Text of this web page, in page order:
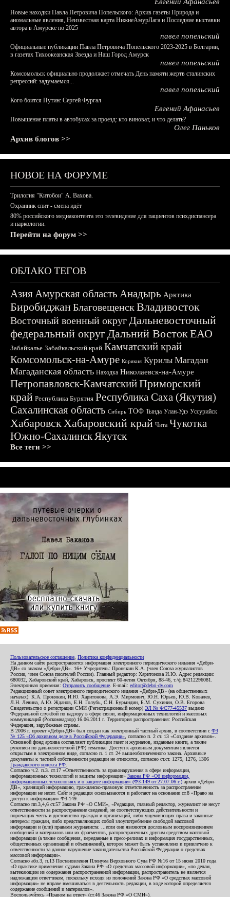
Новые находки Павла Петровича Попельского: Архив газеты Природа и
аномальные явления, Неизвестная карта НижнеАмурЛага и Последние выставки
автора в Амурске по 2025
павел попельский
Официальные публикации Павла Петровича Попельского 2023-2025 в Болгарии,
в газетах Тихоокеанская Звезда и Наш Город Амурск
павел попельский
Комсомольск официально продолжает отмечать День памяти жертв сталинских
репрессий: задумаемся...
павел попельский
Кого боится Путин: Сергей Фургал
Евгений Афанасьев
Повышение платы в автобусах за проезд: кто виноват, и что делать?
Олег Паньков
Архив блогов >>
НОВОЕ НА ФОРУМЕ
Трилогия "Китобои" А. Вахова.
Охранник спит - смена идёт
80% российского медиаконтента это телевидение для пациентов психдиспансера
и наркологии.
Перейти на форум >>
ОБЛАКО ТЕГОВ
АзияАмурская область Анадырь Арктика
БиробиджанБлаговещенскВладивосток
Восточный военный округДальневосточный
федеральный округДальний ВостокЕАО
Забайкалье Забайкальский край Камчатский край
Комсомольск-на-Амуре Корякия Курилы Магадан
Магаданская область Находка Николаевск-на-Амуре
Петропавловск-КамчатскийПриморский
край Республика Бурятия Республика Саха (Якутия)
Сахалинская область Сибирь ТОФ Тында Улан-Удэ Уссурийск
ХабаровскХабаровский край Чита Чукотка
Южно-СахалинскЯкутск
Все теги >>
Пользовательское соглашение Политика конфиденциальности
На данном сайте распространяется информация электронного периодического издания «Дебри-
ДВ» со знаком «Дебри-ДВ». 16+ Учредитель: Пронякин К.А. (член Союза журналистов
России, член Союза писателей России). Главный редактор: Харитонова И.Ю. Адрес редакции:
680032, Хабаровский край, Хабаровск, проспект 60-летия Октября, 88-46, т./ф.84212296081.
Электронная приемная: Отправить сообщение . E-mail: editor@debri-dv.com
Редакционный совет электронного периодического издания «Дебри-ДВ» (на общественных
началах): К.А. Пронякин, И.Ю. Харитонова, А.Э. Мирмович, Ю.Н. Юрьев, Ю.В. Ковалев,
Л.Н. Левина, А.Ю. Жданов, Е.Н. Голубь, С.Н. Бурындин, Б.М. Сухинин, О.В. Егорова
Свидетельство о регистрации СМИ (Регистрационный номер) ЭЛ № ФС77-45537 выдано
Федеральной службой по надзору в сфере связи, информационных технологий и массовых
коммуникаций (Роскомнадзор) 16.06.2011 г. Территория распространения: Российская
Федерация, зарубежные страны.
В 2006 г. проект «Дебри-ДВ» был создан как электронный частный архив, в соответствии с ФЗ
№ 125 «Об архивном деле в Российской Федерации» , согласно п. 2 ст. 13 «Создание архивов».
Основной фонд архива составляют публикации газет и журналов, изданные книги, а также
рукописи по дальневосточной (РФ) тематике. Доступ к архивным документам является
открытым в электронном виде, согласно п. 1 ст. 24 вышеобозначенного закона. Архивные
документы к частной собственности редакции не относятся, согласно ст.ст. 1275, 1276, 1306
Гражданского кодекса РФ
Согласно ч.2. п.3. ст.17 «Ответственность за правонарушения в сфере информации,
информационных технологий и защиты информации» Закона РФ «Об информации,
информационных технологиях и о защите информации» (ФЗ-149 от 27.07.06 г.) архив «Дебри-
ДВ», хранящий информацию, гражданско-правовую ответственность за распространение
информации не несет. Сайт и редакция основываются и работают на основании ст.8 «Право на
доступ к информации» ФЗ-149.
Согласно пп.3,4,6 ст.57 Закона РФ «О СМИ», «Редакция, главный редактор, журналист не несут
ответственности за распространение сведений, не соответствующих действительности и
порочащих честь и достоинство граждан и организаций, либо ущемляющих права и законные
интересы граждан, либо представляющих собой злоупотребление свободой массовой
информации и (или) правами журналиста: ...если они являются дословным воспроизведением
сообщений и материалов или их фрагментов, распространенных другим средством массовой
информации (а также сообщения, переданные в пресс-релизах и информация государственных,
общественных организаций и объединений), которое может быть установлено и привлечено к
ответственности за данное нарушение законодательства Российской Федерации о средствах
массовой информации».
Согласно абз.3, п.13 Постановления Пленума Верховного Суда РФ №16 от 15 июня 2010 года
«О практике применения судами Закона РФ «О средствах массовой информации», «по делам,
вытекающим из содержания распространенной информации, распространитель не является
надлежащим ответчиком, поскольку исходя из положений Закона РФ «О средствах массовой
информации» не вправе вмешиваться в деятельность редакции, в ходе которой определяется
содержание сообщений и материалов».
Воспользуйтесь «Правом на ответ» (ст.46 Закона РФ «О СМИ»).